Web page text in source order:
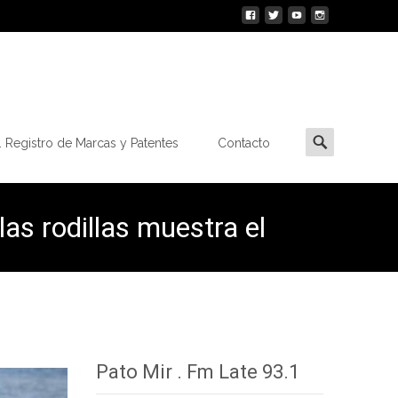
Registro de Marcas y Patentes Contacto
Buscar
por:
rodillas muestra el
Pato Mir . Fm Late 93.1